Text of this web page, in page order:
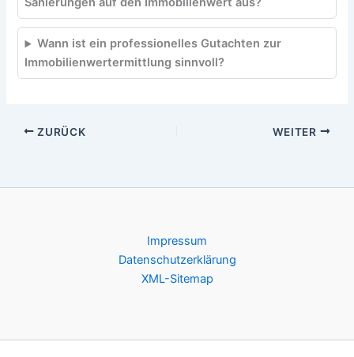
Wann ist ein professionelles Gutachten zur
Immobilienwertermittlung sinnvoll?
ZURÜCK WEITER
Impressum
Datenschutzerklärung
XML-Sitemap